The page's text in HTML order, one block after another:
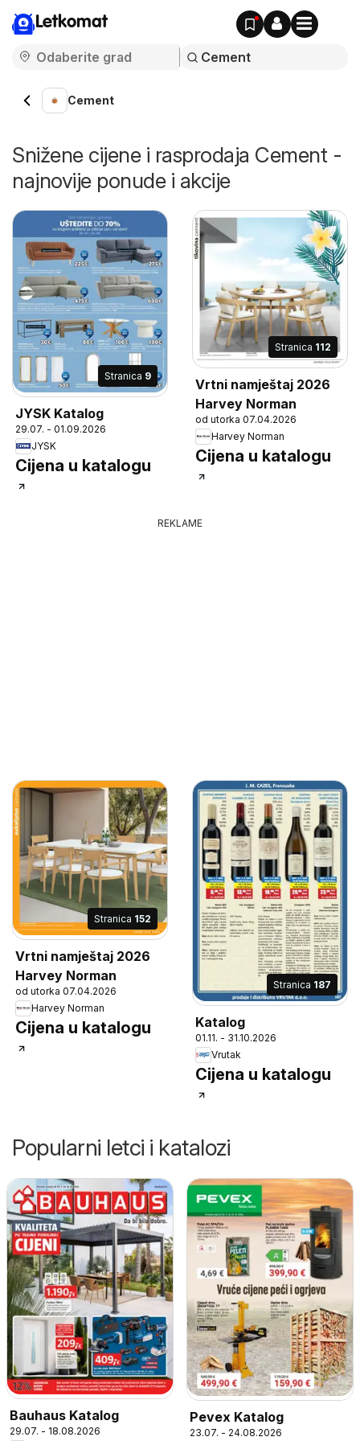
Letkomat
Cement
Snižene cijene i rasprodaja Cement -
najnovije ponude i akcije
Stranica 9
JYSK Katalog
29.07. - 01.09.2026
JYSK
Cijena u katalogu
Stranica 112
Vrtni namještaj 2026
Harvey Norman
od utorka 07.04.2026
Harvey Norman
Cijena u katalogu
REKLAME
Stranica 152
Vrtni namještaj 2026
Harvey Norman
od utorka 07.04.2026
Harvey Norman
Cijena u katalogu
Stranica 187
Katalog
01.11. - 31.10.2026
Vrutak
Cijena u katalogu
Popularni letci i katalozi
Bauhaus Katalog
29.07. - 18.08.2026
Pevex Katalog
23.07. - 24.08.2026